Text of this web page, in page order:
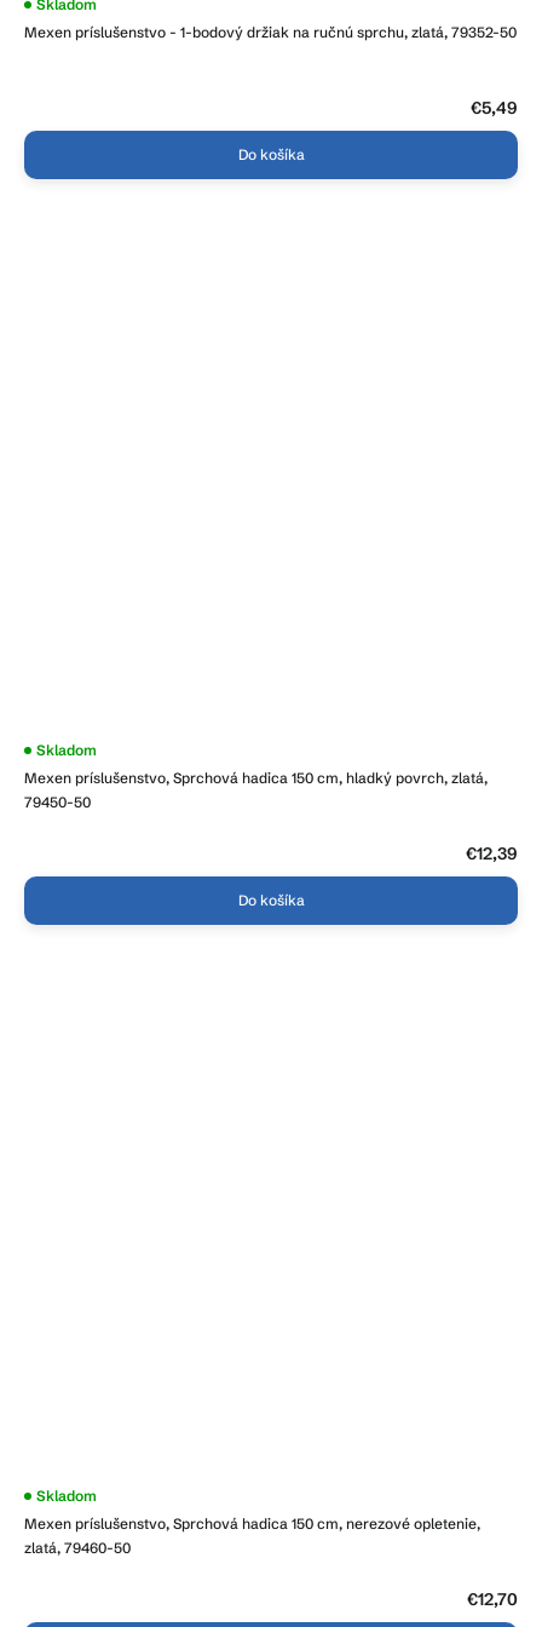
Mexen príslušenstvo - 1-bodový držiak na ručnú sprchu, zlatá, 79352-50
Skladom
€5,49
Do košíka
Mexen príslušenstvo, Sprchová hadica 150 cm, hladký povrch, zlatá,
79450-50
Skladom
€12,39
Do košíka
Mexen príslušenstvo, Sprchová hadica 150 cm, nerezové opletenie,
zlatá, 79460-50
Skladom
€12,70